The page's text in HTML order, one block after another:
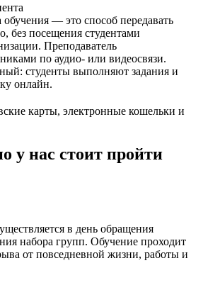
— это способ передавать
без посещения студентами
Преподаватель
по аудио- или видеосвязи.
студенты выполняют задания и
онлайн.
карты, электронные кошельки и
у нас стоит пройти
в день обращения
набора групп. Обучение проходит
от повседневной жизни, работы и